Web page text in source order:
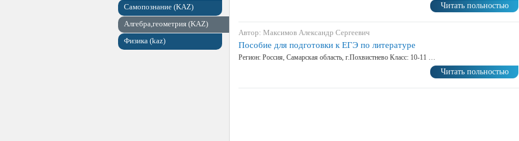
Самопознание (KAZ)
Алгебра,геометрия (KAZ)
Физика (kaz)
Читать польностью
Автор: Максимов Александр Сергеевич
Пособие для подготовки к ЕГЭ по литературе
Регион: Россия, Самарская область, г.Похвистнево Класс: 10-11 …
Читать польностью